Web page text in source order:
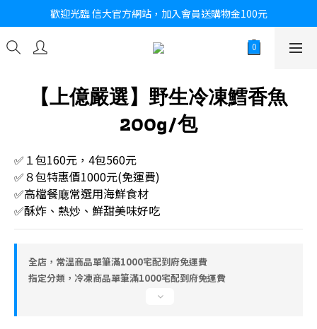
歡迎光臨 信大官方網站，加入會員送購物金100元
【上億嚴選】野生冷凍鱈香魚
200g/包
✅１包160元，4包560元
✅８包特惠價1000元(免運費)
✅高檔餐廰常選用海鮮食材
✅酥炸、熱炒、鮮甜美味好吃
全店，常溫商品單筆滿1000宅配到府免運費
指定分類，冷凍商品單筆滿1000宅配到府免運費